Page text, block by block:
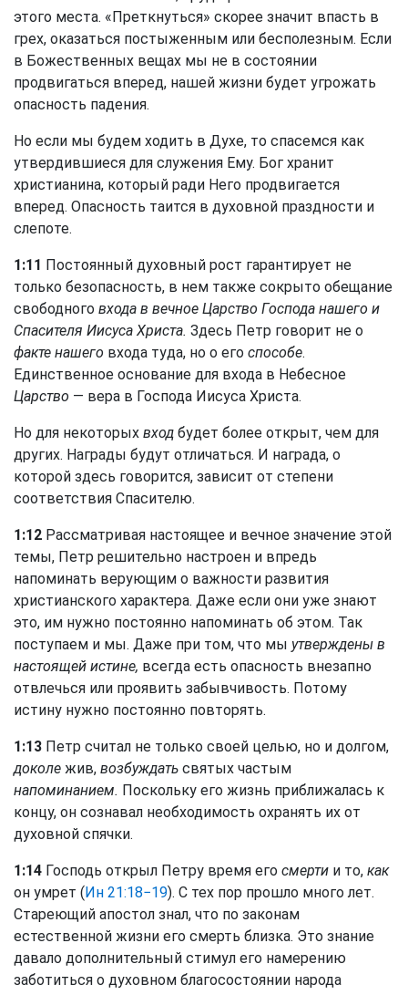
этого места. «Преткнуться» скорее значит впасть в
грех, оказаться постыженным или бесполезным. Если
в Божественных вещах мы не в состоянии
продвигаться вперед, нашей жизни будет угрожать
опасность падения.
Но если мы будем ходить в Духе, то спасемся как
утвердившиеся для служения Ему. Бог хранит
христианина, который ради Него продвигается
вперед. Опасность таится в духовной праздности и
слепоте.
1:11 Постоянный духовный рост гарантирует не
только безопасность, в нем также сокрыто обещание
свободного входа в вечное Царство Господа нашего и
Спасителя Иисуса Христа. Здесь Петр говорит не о
факте нашего входа туда, но о его способе.
Единственное основание для входа в Небесное
Царство — вера в Господа Иисуса Христа.
Но для некоторых вход будет более открыт, чем для
других. Награды будут отличаться. И награда, о
которой здесь говорится, зависит от степени
соответствия Спасителю.
1:12 Рассматривая настоящее и вечное значение этой
темы, Петр решительно настроен и впредь
напоминать верующим о важности развития
христианского характера. Даже если они уже знают
это, им нужно постоянно напоминать об этом. Так
поступаем и мы. Даже при том, что мы утверждены в
настоящей истине, всегда есть опасность внезапно
отвлечься или проявить забывчивость. Потому
истину нужно постоянно повторять.
1:13 Петр считал не только своей целью, но и долгом,
доколе жив, возбуждать святых частым
напоминанием. Поскольку его жизнь приближалась к
концу, он сознавал необходимость охранять их от
духовной спячки.
1:14 Господь открыл Петру время его смерти и то, как
он умрет (Ин 21:18−19). С тех пор прошло много лет.
Стареющий апостол знал, что по законам
естественной жизни его смерть близка. Это знание
давало дополнительный стимул его намерению
заботиться о духовном благосостоянии народа